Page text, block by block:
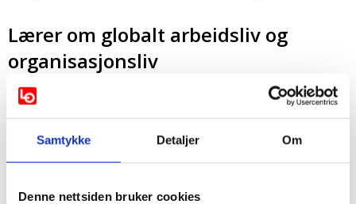
Samtykke Detaljer Om
Denne nettsiden bruker cookies
Lærer om globalt arbeidsliv og
organisasjonsliv
Kurset gjennomføres i tre faser. Man starter med
forkurs på Runö i Sverige, tilsvarende LOs Sørmarka.
fordyper seg i relevante temaer. Avslutningsvis deltar
man på ILO-konferansen i Genève.
- Jeg føler meg veldig heldig som får komme hit og lære